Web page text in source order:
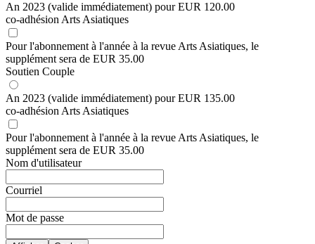
An 2023 (valide immédiatement) pourEUR 120.00
co-adhésion Arts Asiatiques
Pour l'abonnement à l'année à la revue Arts Asiatiques, le
supplément sera de EUR 35.00
Soutien Couple
An 2023 (valide immédiatement) pourEUR 135.00
co-adhésion Arts Asiatiques
Pour l'abonnement à l'année à la revue Arts Asiatiques, le
supplément sera de EUR 35.00
Nom d'utilisateur
Courriel
Mot de passe